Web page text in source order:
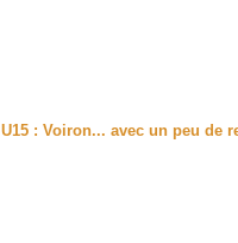
U15 : Voiron... avec un peu de